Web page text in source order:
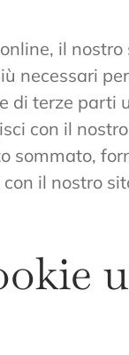
il
necessari
di terze
con il
sommato,
il nostro